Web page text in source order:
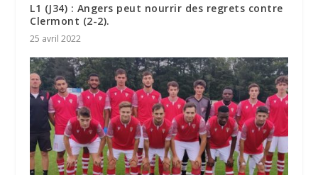
L1 (J34) : Angers peut nourrir des regrets contre
Clermont (2-2).
25 avril 2022